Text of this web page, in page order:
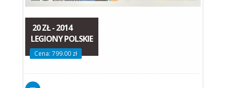
20 ZŁ - 2014
LEGIONY POLSKIE
Cena: 799.00 zł